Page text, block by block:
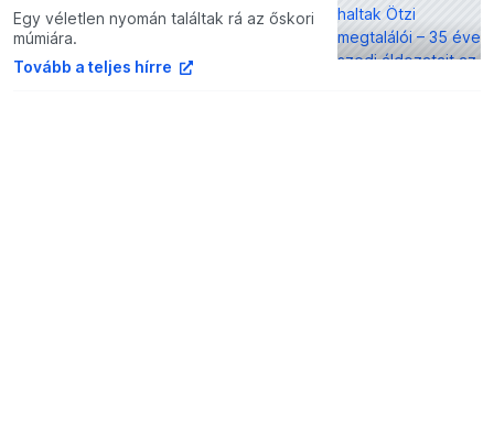
Egy véletlen nyomán találtak rá az őskori
múmiára.
Tovább a teljes hírre